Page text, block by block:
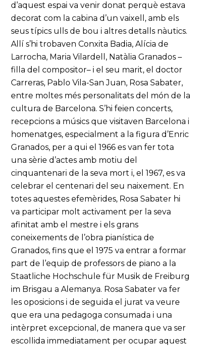
d’aquest espai va venir donat perquè estava
decorat com la cabina d’un vaixell, amb els
seus típics ulls de bou i altres detalls nàutics.
Allí s’hi trobaven Conxita Badia, Alícia de
Larrocha, Maria Vilardell, Natàlia Granados –
filla del compositor– i el seu marit, el doctor
Carreras, Pablo Vila-San Juan, Rosa Sabater,
entre moltes més personalitats del món de la
cultura de Barcelona. S’hi feien concerts,
recepcions a músics que visitaven Barcelona i
homenatges, especialment a la figura d’Enric
Granados, per a qui el 1966 es van fer tota
una sèrie d’actes amb motiu del
cinquantenari de la seva mort i, el 1967, es va
celebrar el centenari del seu naixement. En
totes aquestes efemèrides, Rosa Sabater hi
va participar molt activament per la seva
afinitat amb el mestre i els grans
coneixements de l’obra pianística de
Granados, fins que el 1975 va entrar a formar
part de l’equip de professors de piano a la
Staatliche Hochschule für Musik de Freiburg
im Brisgau a Alemanya. Rosa Sabater va fer
les oposicions i de seguida el jurat va veure
que era una pedagoga consumada i una
intèrpret excepcional, de manera que va ser
escollida immediatament per ocupar aquest